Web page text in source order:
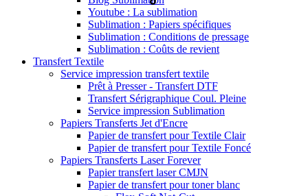
Youtube : La sublimation
Sublimation : Papiers spécifiques
Sublimation : Conditions de pressage
Sublimation : Coûts de revient
Transfert Textile
Service impression transfert textile
Prêt à Presser - Transfert DTF
Transfert Sérigraphique Coul. Pleine
Service impression Sublimation
Papiers Transferts Jet d'Encre
Papier de transfert pour Textile Clair
Papier de transfert pour Textile Foncé
Papiers Transferts Laser Forever
Papier transfert laser CMJN
Papier de transfert pour toner blanc